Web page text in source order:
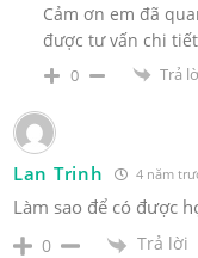
Cảm ơn em đã
được tư vấn chi
0 Trả
Lan Trinh 4 năm
Làm sao để có được
0 Trả lời